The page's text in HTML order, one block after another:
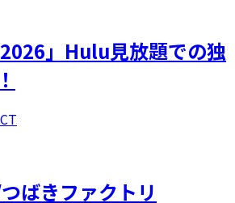
2026」Hulu見放題での独
ばきファクトリ